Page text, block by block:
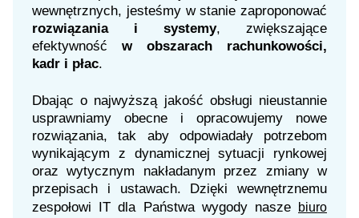
wewnętrznych, jesteśmy w stanie zaproponować
rozwiązania i systemy, zwiększające
efektywność w obszarach rachunkowości,
kadr i płac.
Dbając o najwyższą jakość obsługi nieustannie
usprawniamy obecne i opracowujemy nowe
rozwiązania, tak aby odpowiadały potrzebom
wynikającym z dynamicznej sytuacji rynkowej
oraz wytycznym nakładanym przez zmiany w
przepisach i ustawach. Dzięki wewnętrznemu
zespołowi IT dla Państwa wygody nasze
biuro